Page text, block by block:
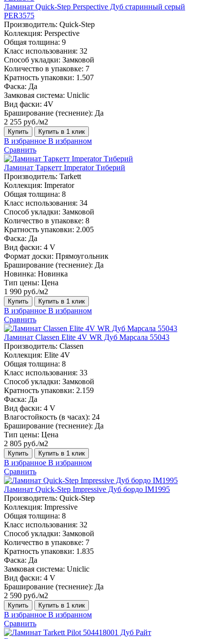
Ламинат Quick-Step Perspective Дуб старинный серый
PER3575
Производитель: Quick-Step
Коллекция: Perspective
Общая толщина: 9
Класс использования: 32
Способ укладки: Замковой
Количество в упаковке: 7
Кратность упаковки: 1.507
Фаска: Да
Замковая система: Uniclic
Вид фаски: 4V
Браширование (теснение): Да
2 255 руб./м2
Купить Купить в 1 клик
В избранное В избранном
Сравнить
Ламинат Таркетт Imperator Тиберий
Производитель: Tarkett
Коллекция: Imperator
Общая толщина: 8
Класс использования: 34
Способ укладки: Замковой
Количество в упаковке: 8
Кратность упаковки: 2.005
Фаска: Да
Вид фаски: 4 V
Формат доски: Прямоугольник
Браширование (теснение): Да
Новинка: Новинка
Тип цены: Цена
1 990 руб./м2
Купить Купить в 1 клик
В избранное В избранном
Сравнить
Ламинат Classen Elite 4V WR Дуб Марсала 55043
Производитель: Classen
Коллекция: Elite 4V
Общая толщина: 8
Класс использования: 33
Способ укладки: Замковой
Кратность упаковки: 2.159
Фаска: Да
Вид фаски: 4 V
Влагостойкость (в часах): 24
Браширование (теснение): Да
Тип цены: Цена
2 805 руб./м2
Купить Купить в 1 клик
В избранное В избранном
Сравнить
Ламинат Quick-Step Impressive Дуб бордо IM1995
Производитель: Quick-Step
Коллекция: Impressive
Общая толщина: 8
Класс использования: 32
Способ укладки: Замковой
Количество в упаковке: 7
Кратность упаковки: 1.835
Фаска: Да
Замковая система: Uniclic
Вид фаски: 4 V
Браширование (теснение): Да
2 590 руб./м2
Купить Купить в 1 клик
В избранное В избранном
Сравнить